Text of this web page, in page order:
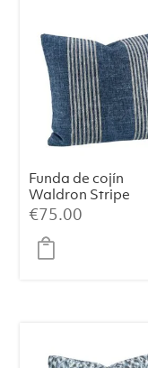
Funda de cojín
Waldron Stripe
Midnight
€75.00